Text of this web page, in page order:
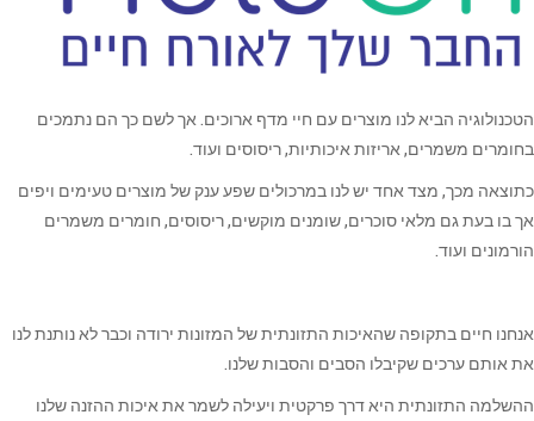
הטכנולוגיה הביא לנו מוצרים עם חיי מדף ארוכים. אך לשם כך הם נתמכים
בחומרים משמרים, אריזות איכותיות, ריסוסים ועוד.
כתוצאה מכך, מצד אחד יש לנו במרכולים שפע ענק של מוצרים טעימים ויפים
אך בו בעת גם מלאי סוכרים, שומנים מוקשים, ריסוסים, חומרים משמרים
הורמונים ועוד.
אנחנו חיים בתקופה שהאיכות התזונתית של המזונות ירודה וכבר לא נותנת לנו
את אותם ערכים שקיבלו הסבים והסבות שלנו.
ההשלמה התזונתית היא דרך פרקטית ויעילה לשמר את איכות ההזנה שלנו